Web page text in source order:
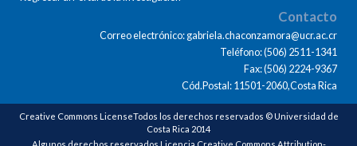
Contacto
Correo electrónico: gabriela.chaconzamora@ucr.ac.cr
Teléfono: (506) 2511-1341
Fax: (506) 2224-9367
Cód.Postal: 11501-2060,Costa Rica
Creative Commons LicenseTodos los derechos reservados © Universidad de
Costa Rica 2014